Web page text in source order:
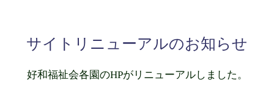
サイトリニューアルのお知らせ
好和福祉会各園のHPがリニューアルしました。